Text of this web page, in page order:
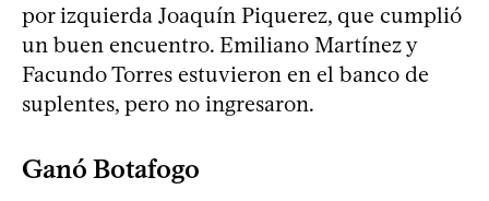
por izquierda Joaquín Piquerez, que cumplió
un buen encuentro. Emiliano Martínez y
Facundo Torres estuvieron en el banco de
suplentes, pero no ingresaron.
Ganó Botafogo